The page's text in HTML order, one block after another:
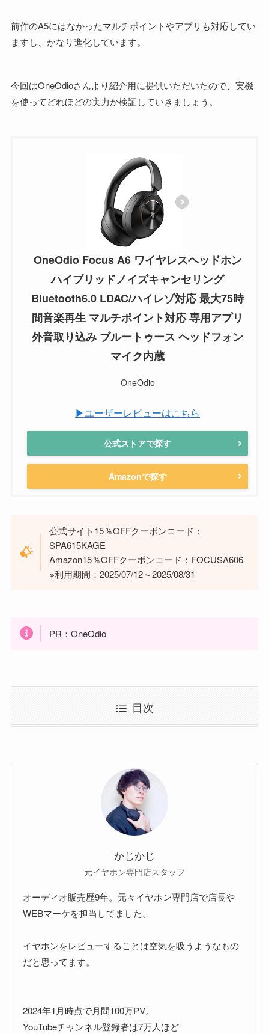
前作のA5にはなかったマルチポイントやアプリも対応してい
ますし、かなり進化しています。
今回はOneOdioさんより紹介用に提供いただいたので、実機
を使ってどれほどの実力か検証していきましょう。
OneOdio Focus A6 ワイヤレスヘッドホン
ハイブリッドノイズキャンセリング
Bluetooth6.0 LDAC/ハイレゾ対応 最大75時
間音楽再生 マルチポイント対応 専用アプリ
外音取り込み ブルートゥース ヘッドフォン
マイク内蔵
OneOdio
▶ユーザーレビューはこちら
公式ストアで探す
Amazonで探す
公式サイト15％OFFクーポンコード：
SPA615KAGE
Amazon15％OFFクーポンコード：FOCUSA606
※利用期間：2025/07/12～2025/08/31
PR：OneOdio
目次
かじかじ
元イヤホン専門店スタッフ
オーディオ販売歴9年。元々イヤホン専門店で店長や
WEBマーケを担当してました。
イヤホンをレビューすることは空気を吸うようなもの
だと思ってます。
2024年1月時点で月間100万PV。
YouTubeチャンネル登録者は7万人ほど